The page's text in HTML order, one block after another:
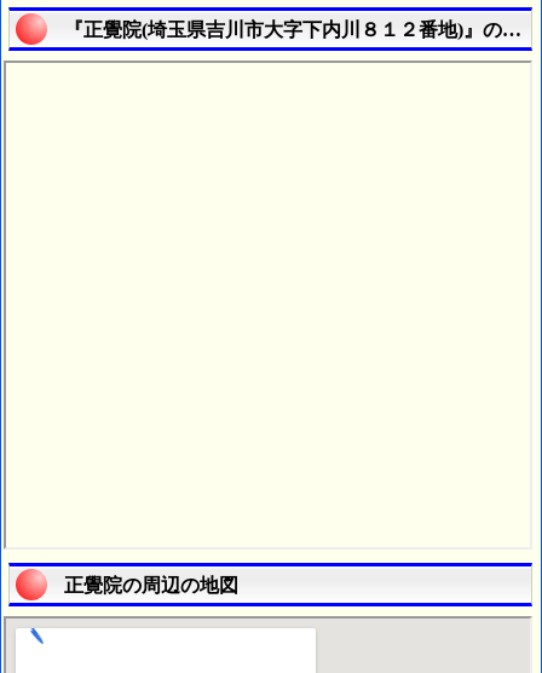
『正覺院(埼玉県吉川市大字下内川８１２番地)』の航
正覺院の周辺の地図